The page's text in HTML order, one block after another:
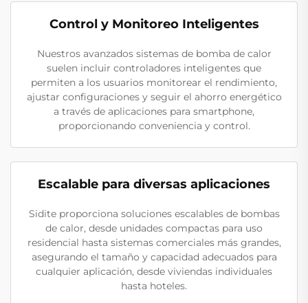
Control y Monitoreo Inteligentes
Nuestros avanzados sistemas de bomba de calor
suelen incluir controladores inteligentes que
permiten a los usuarios monitorear el rendimiento,
ajustar configuraciones y seguir el ahorro energético
a través de aplicaciones para smartphone,
proporcionando conveniencia y control.
Escalable para diversas aplicaciones
Sidite proporciona soluciones escalables de bombas
de calor, desde unidades compactas para uso
residencial hasta sistemas comerciales más grandes,
asegurando el tamaño y capacidad adecuados para
cualquier aplicación, desde viviendas individuales
hasta hoteles.